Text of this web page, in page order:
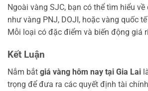
Ngoài vàng SJC, bạn có thể tìm hiểu
như vàng PNJ, DOJI, hoặc vàng quốc
Mỗi loại có đặc điểm và biến động giá
Kết Luận
Nắm bắt giá vàng hôm nay tại Gia Lai
trọng để đưa ra các quyết định tài